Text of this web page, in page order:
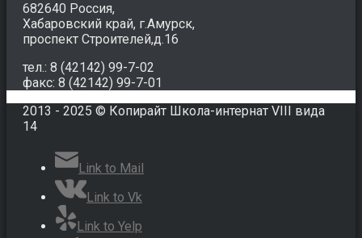
682640 Россия,
Хабаровский край, г.Амурск,
проспект Строителей,д.16
тел.: 8 (42142) 99-7-02
факс: 8 (42142) 99-7-01
2013 - 2025 © Копирайт Школа-интернат VIII вида
14
Link to Mail
Link to Vk
Link to Yelp